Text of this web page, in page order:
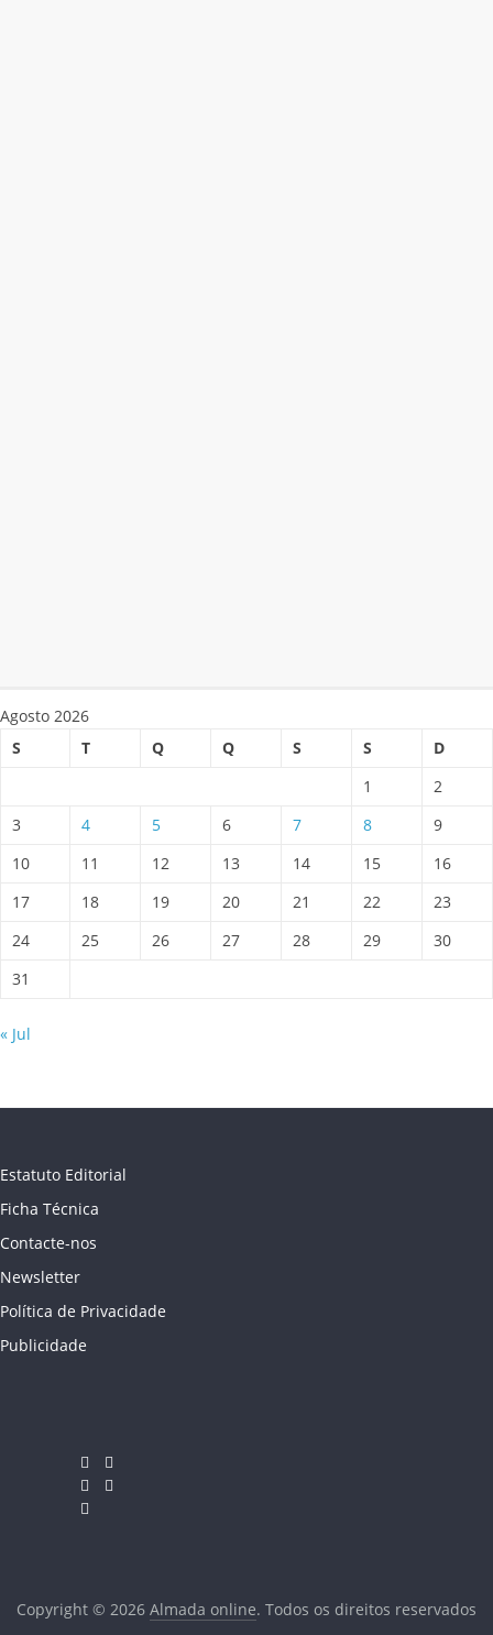
Agosto 2026
S
T Q Q S S
D
1
2
3
4 5 6 7 8
9
10
11 12 13 14 15
16
17
18 19 20 21 22
23
24
25 26 27 28 29
30
31
« Jul
Estatuto Editorial
Ficha Técnica
Contacte-nos
Newsletter
Política de Privacidade
Publicidade
Copyright © 2026 Almada online. Todos os direitos reservados